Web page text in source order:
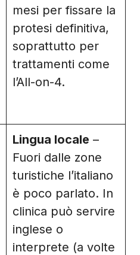
mesi per fissare la
protesi definitiva,
soprattutto per
trattamenti come
l’All-on-4.
Lingua locale –
Fuori dalle zone
turistiche l’italiano
è poco parlato. In
clinica può servire
inglese o
interprete (a volte